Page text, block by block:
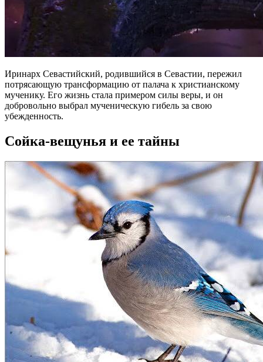
Иринарх Севастийский, родившийся в Севастии, пережил
потрясающую трансформацию от палача к христианскому
мученику. Его жизнь стала примером силы веры, и он
добровольно выбрал мученическую гибель за свою
убежденность.
Сойка-вещунья и ее тайны